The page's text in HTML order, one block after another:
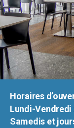
Horaires
Lundi-Vendredi
Samedis et